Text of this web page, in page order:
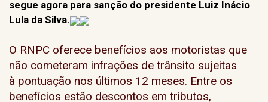
segue agora para sanção do presidente Luiz Inácio
Lula da Silva.
O RNPC oferece benefícios aos motoristas que
não cometeram infrações de trânsito sujeitas
à pontuação nos últimos 12 meses. Entre os
benefícios estão descontos em tributos,